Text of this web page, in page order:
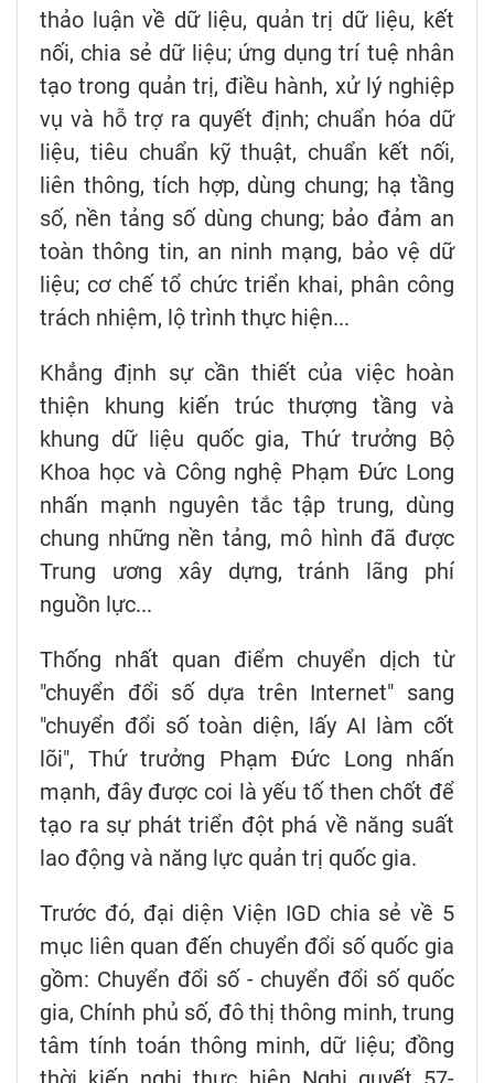
thảo luận về dữ liệu, quản trị dữ liệu, kết
nối, chia sẻ dữ liệu; ứng dụng trí tuệ nhân
tạo trong quản trị, điều hành, xử lý nghiệp
vụ và hỗ trợ ra quyết định; chuẩn hóa dữ
liệu, tiêu chuẩn kỹ thuật, chuẩn kết nối,
liên thông, tích hợp, dùng chung; hạ tầng
số, nền tảng số dùng chung; bảo đảm an
toàn thông tin, an ninh mạng, bảo vệ dữ
liệu; cơ chế tổ chức triển khai, phân công
trách nhiệm, lộ trình thực hiện...
Khẳng định sự cần thiết của việc hoàn
thiện khung kiến trúc thượng tầng và
khung dữ liệu quốc gia, Thứ trưởng Bộ
Khoa học và Công nghệ Phạm Đức Long
nhấn mạnh nguyên tắc tập trung, dùng
chung những nền tảng, mô hình đã được
Trung ương xây dựng, tránh lãng phí
nguồn lực...
Thống nhất quan điểm chuyển dịch từ
"chuyển đổi số dựa trên Internet" sang
"chuyển đổi số toàn diện, lấy AI làm cốt
lõi", Thứ trưởng Phạm Đức Long nhấn
mạnh, đây được coi là yếu tố then chốt để
tạo ra sự phát triển đột phá về năng suất
lao động và năng lực quản trị quốc gia.
Trước đó, đại diện Viện IGD chia sẻ về 5
mục liên quan đến chuyển đổi số quốc gia
gồm: Chuyển đổi số - chuyển đổi số quốc
gia, Chính phủ số, đô thị thông minh, trung
tâm tính toán thông minh, dữ liệu; đồng